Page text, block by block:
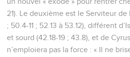
21). Le deuxième est le Serviteur de
; 50.4-11 ; 52.13 à 53.12), différent
et sourd (42.18-19 ; 43.8), et de
n’emploiera pas la force : « Il ne